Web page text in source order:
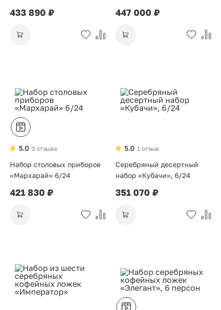
433 890 ₽ 447 000 ₽
3 отзыва
5.0
Набор столовых приборов
«Мархарай» 6/24
421 830 ₽
1 отзыв
5.0
Серебряный десертный
набор «Кубачи», 6/24
351 070 ₽